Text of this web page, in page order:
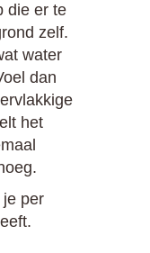
die er te
zelf.
water
dan
het
je per